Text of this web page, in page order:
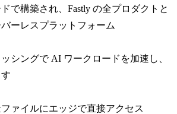
で構築され、Fastly の全プロダクトと
ーレスプラットフォーム
シングで AI ワークロードを加速し、
ァイルにエッジで直接アクセス